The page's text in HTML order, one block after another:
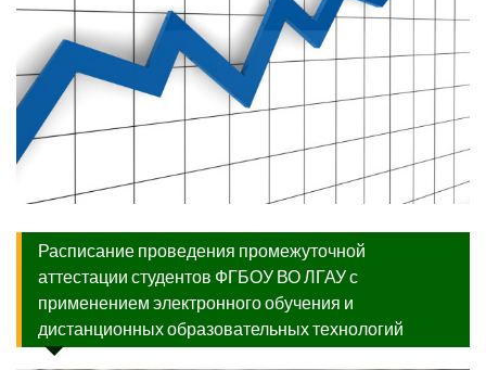
Расписание проведения промежуточной
аттестации студентов ФГБОУ ВО ЛГАУ с
применением электронного обучения и
дистанционных образовательных технологий